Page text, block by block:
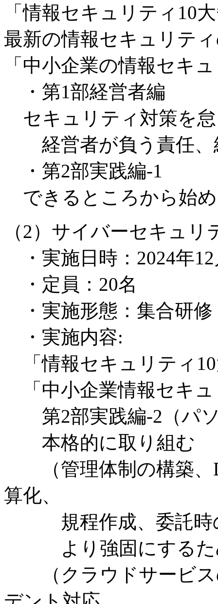
「情報セキュリティ10
最新の情報セキュリテ
「中小企業の情報セキ
・第1部経営者編
セキュリティ対策を
経営者が負う責任、
・第2部実践編-1
できるところから始
（2）サイバーセキュリ
・実施日時：2024年12
・定員：20名
・実施形態：集合研修
・実施内容:
「情報セキュリティ10
「中小企業情報セキ
第2部実践編-2（パソ
本格的に取り組む
（管理体制の構築、
算化、
規程作成、委託時の
より強固にするた
（クラウドサービス